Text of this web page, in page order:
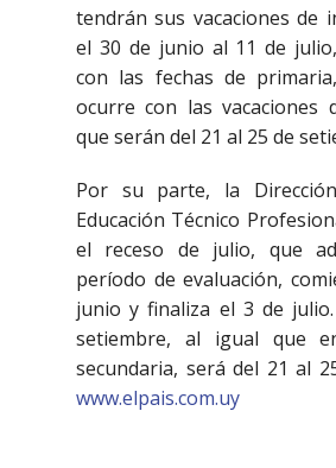
tendrán sus vacaciones de
el 30 de junio al 11 de
con las fechas de
ocurre con las vacaciones
que serán del 21 al 25 de
Por su parte, la
Educación Técnico
el receso de julio, que
período de evaluación,
junio y finaliza el 3 de
setiembre, al igual que
secundaria, será del 21 al
www.elpais.com.uy